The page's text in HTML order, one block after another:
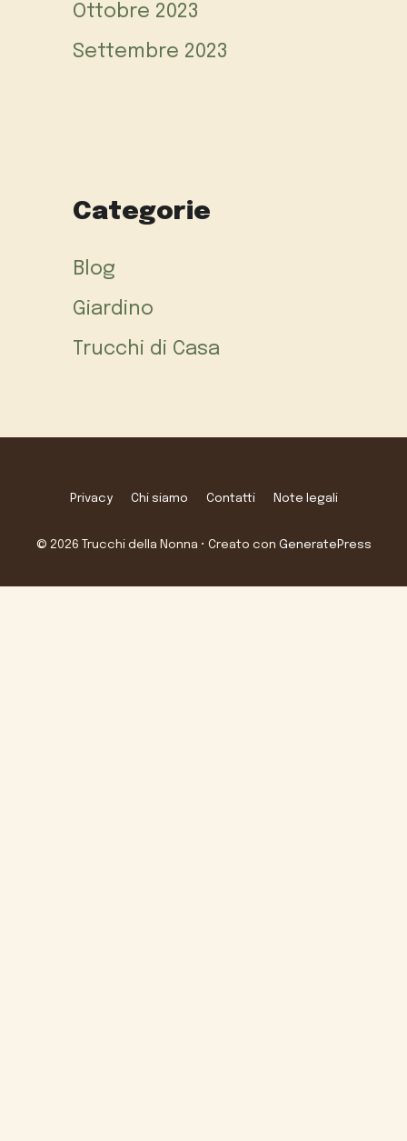
Ottobre 2023
Settembre 2023
Categorie
Blog
Giardino
Trucchi di Casa
Privacy Chi siamo Contatti Note legali
© 2026 Trucchi della Nonna • Creato con GeneratePress